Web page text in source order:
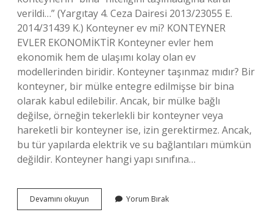
verildi…” (Yargıtay 4. Ceza Dairesi 2013/23055 E.
2014/31439 K.) Konteyner ev mi? KONTEYNER
EVLER EKONOMİKTİR Konteyner evler hem
ekonomik hem de ulaşımı kolay olan ev
modellerinden biridir. Konteyner taşınmaz mıdır? Bir
konteyner, bir mülke entegre edilmişse bir bina
olarak kabul edilebilir. Ancak, bir mülke bağlı
değilse, örneğin tekerlekli bir konteyner veya
hareketli bir konteyner ise, izin gerektirmez. Ancak,
bu tür yapılarda elektrik ve su bağlantıları mümkün
değildir. Konteyner hangi yapı sınıfına…
Devamını okuyun Konteyner
Konut
Yorum Bırak